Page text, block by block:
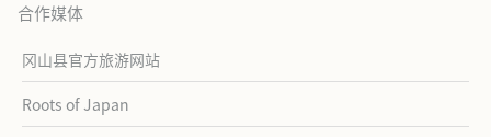
合作媒体
冈山县官方旅游网站
Roots of Japan